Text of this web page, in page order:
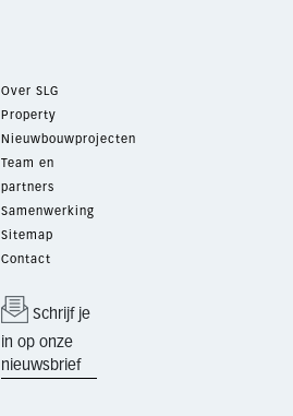
Over SLG
Property
Nieuwbouwprojecten
Team en
partners
Samenwerking
Sitemap
Contact
Schrijf je
in op onze
nieuwsbrief